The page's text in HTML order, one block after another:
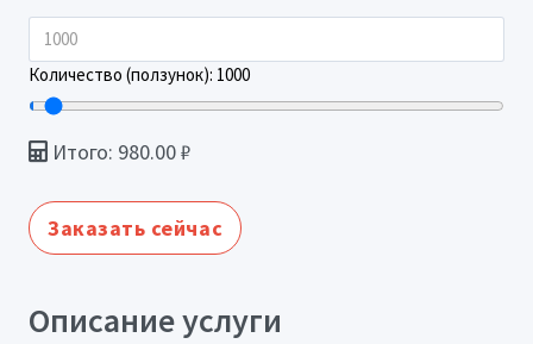
Количество (ползунок): 1000
Итого: 980.00₽
Заказать сейчас
Описание услуги